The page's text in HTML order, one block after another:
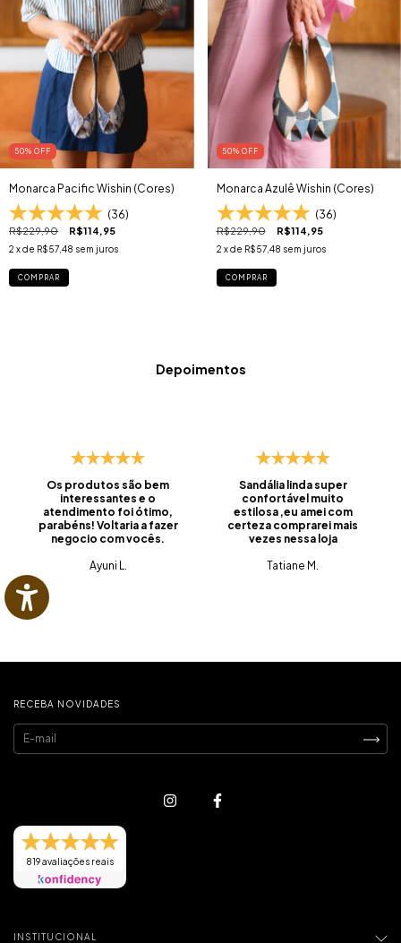
50% OFF
Monarca Pacific Wishin (Cores)
(36)
R$229,90 R$114,95
2 x de R$57,48 sem juros
COMPRAR
50% OFF
Monarca Azulê Wishin (Cores)
(36)
R$229,90 R$114,95
2 x de R$57,48 sem juros
COMPRAR
Depoimentos
Os produtos são bem
interessantes e o
atendimento foi ótimo,
parabéns! Voltaria a fazer
negocio com vocês.
Ayuni L.
Sandália linda super
confortável muito
estilosa ,eu amei com
certeza comprarei mais
vezes nessa loja
Tatiane M.
RECEBA NOVIDADES
819 avaliações reais
INSTITUCIONAL